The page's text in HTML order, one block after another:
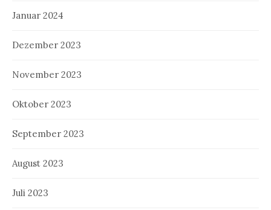
Januar 2024
Dezember 2023
November 2023
Oktober 2023
September 2023
August 2023
Juli 2023